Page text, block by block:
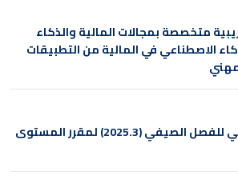
متخصصة بمجالات المالية والذكاء
الاصطناعي في المالية من التطبيقات
برنامج الامتحان النهائي للفصل الصيفي (2025.3) لمقرر المستوى